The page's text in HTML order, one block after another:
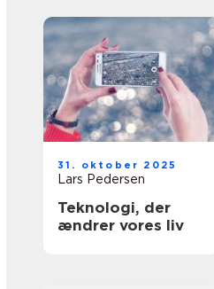
31. oktober 2025
Lars Pedersen
Teknologi, der
ændrer vores liv